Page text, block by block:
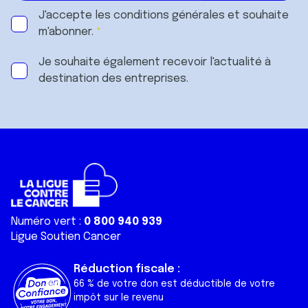
J'accepte les conditions générales et souhaite
m'abonner.
Je souhaite également recevoir l'actualité à
destination des entreprises.
Numéro vert : 0 800 940 939
Ligue Soutien Cancer
Réduction fiscale :
66 % de votre don est déductible de votre
impôt sur le revenu